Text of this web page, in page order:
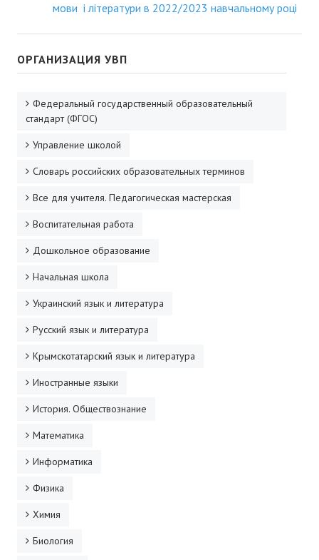
Карта ГИА РК
Готовимся к новому учебному году 2026-2027
ДПО
Профессиональная переподготовка
Повышение квалификации
КОНТАКТЫ
мови і літератури в 2022/2023 навчальному році
ОРГАНИЗАЦИЯ УВП
Федеральный государственный образовательный
стандарт (ФГОС)
Управление школой
Словарь российских образовательных терминов
Все для учителя. Педагогическая мастерская
Воспитательная работа
Дошкольное образование
Начальная школа
Украинский язык и литература
Русский язык и литература
Крымскотатарский язык и литература
Иностранные языки
История. Обществознание
Математика
Информатика
Физика
Химия
Биология